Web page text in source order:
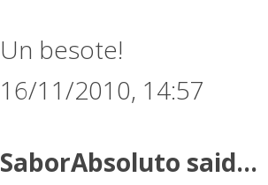
Un besote!
16/11/2010, 14:57
SaborAbsoluto said...